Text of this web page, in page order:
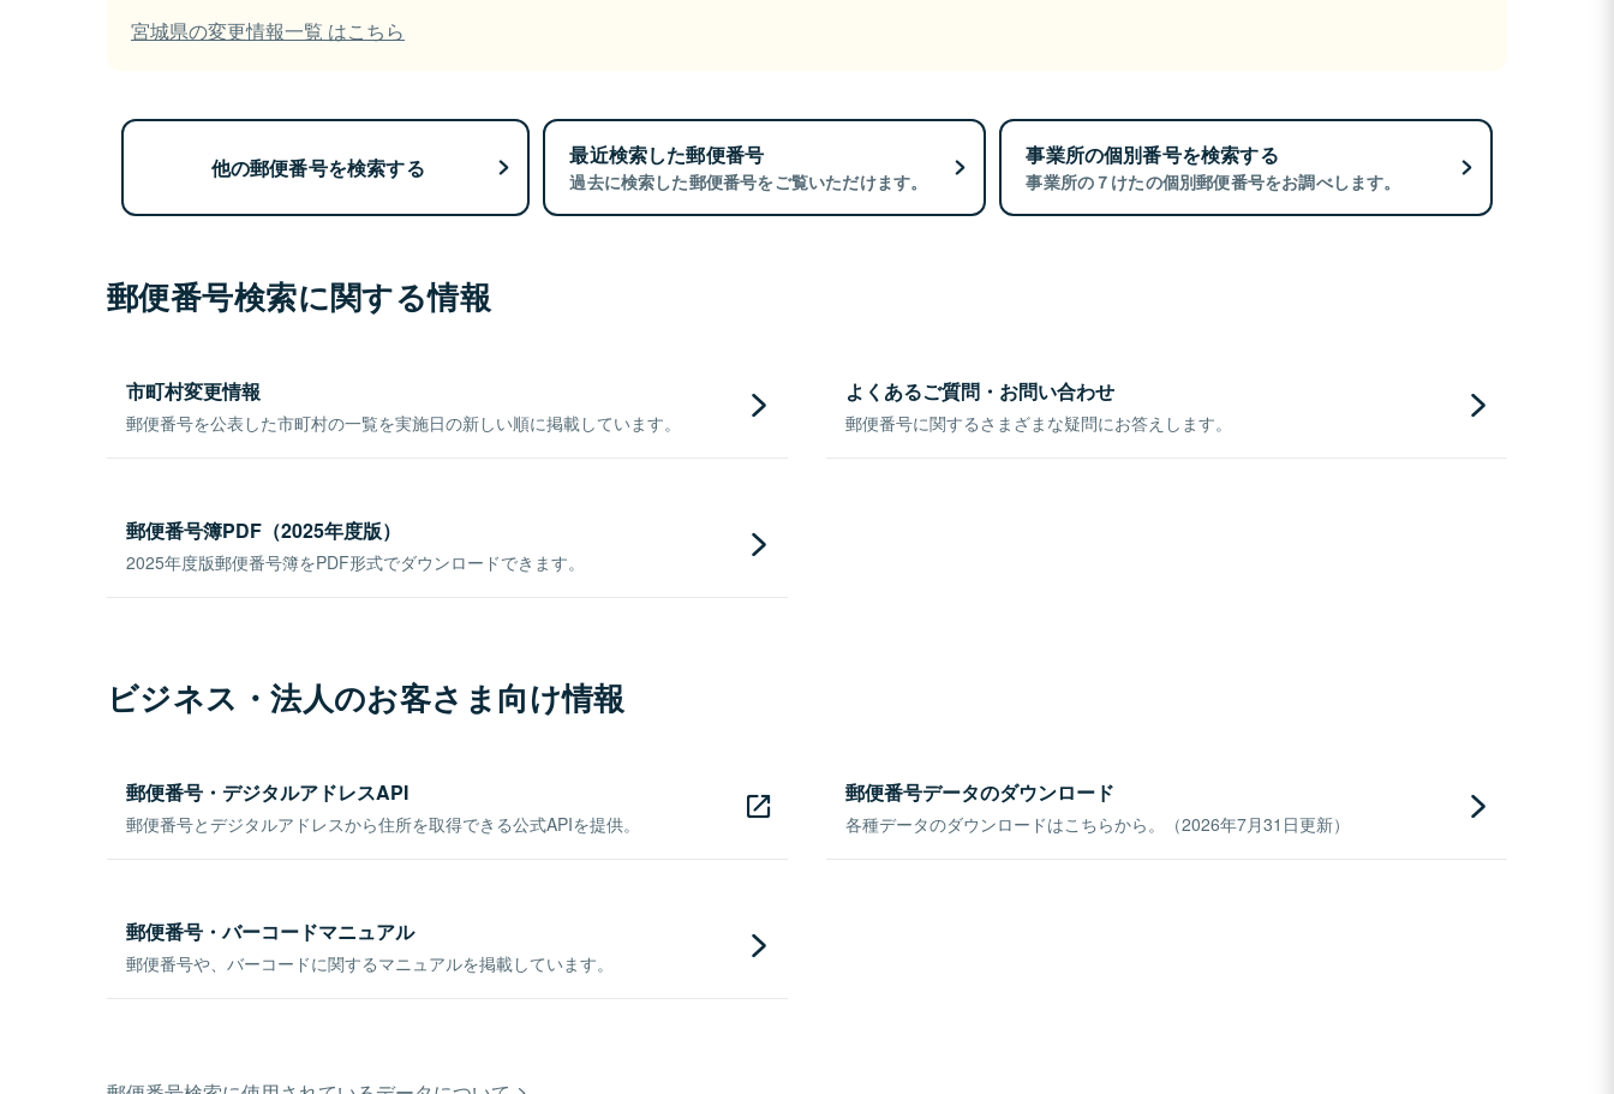
宮城県の変更情報一覧 はこちら
他の郵便番号を検索する 最近検索した郵便番号
過去に検索した郵便番号をご覧いただけます。
事業所の個別番号を検索する
事業所の７けたの個別郵便番号をお調べします。
郵便番号検索に関する情報
市町村変更情報
郵便番号を公表した市町村の一覧を実施日の新しい順に掲載しています。
よくあるご質問・お問い合わせ
郵便番号に関するさまざまな疑問にお答えします。
郵便番号簿PDF（2025年度版）
2025年度版郵便番号簿をPDF形式でダウンロードできます。
ビジネス・法人のお客さま向け情報
郵便番号・デジタルアドレスAPI
郵便番号とデジタルアドレスから住所を取得できる公式APIを提供。
郵便番号データのダウンロード
各種データのダウンロードはこちらから。（2026年7月31日更新）
郵便番号・バーコードマニュアル
郵便番号や、バーコードに関するマニュアルを掲載しています。